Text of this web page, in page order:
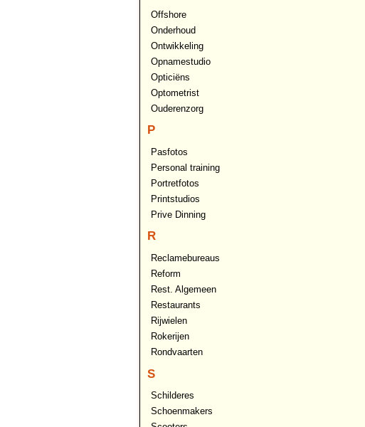
Offshore
Onderhoud
Ontwikkeling
Opnamestudio
Opticiëns
Optometrist
Ouderenzorg
P
Pasfotos
Personal training
Portretfotos
Printstudios
Prive Dinning
R
Reclamebureaus
Reform
Rest. Algemeen
Restaurants
Rijwielen
Rokerijen
Rondvaarten
S
Schilderes
Schoenmakers